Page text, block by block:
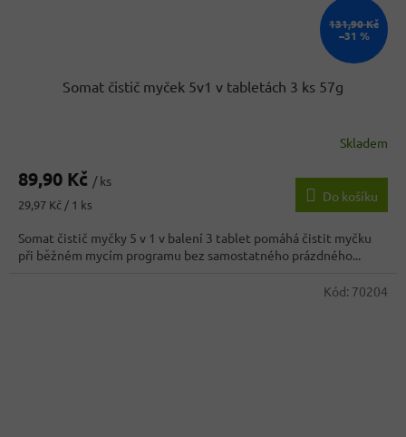
131,90 Kč
–31 %
Somat čistič myček 5v1 v tabletách 3 ks 57g
Skladem
89,90 Kč / ks
Měrná
29,97 Kč / 1 ks
Do košíku
Somat čistič myčky 5 v 1 v balení 3 tablet pomáhá čistit myčku
při běžném mycím programu bez samostatného prázdného...
Kód: 70204